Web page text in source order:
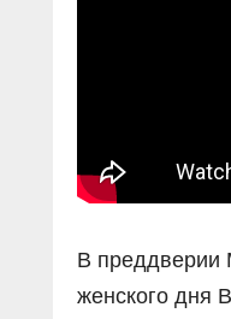
В преддверии
женского дня